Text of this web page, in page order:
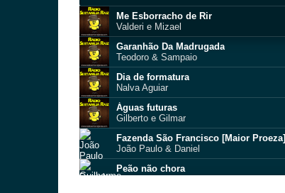
Me Esborracho de Rir
Valderi e Mizael
Garanhão Da Madrugada
Teodoro & Sampaio
Dia de formatura
Nalva Aguiar
Águas futuras
Gilberto e Gilmar
Fazenda São Francisco [Maior Proeza]
João Paulo & Daniel
Peão não chora